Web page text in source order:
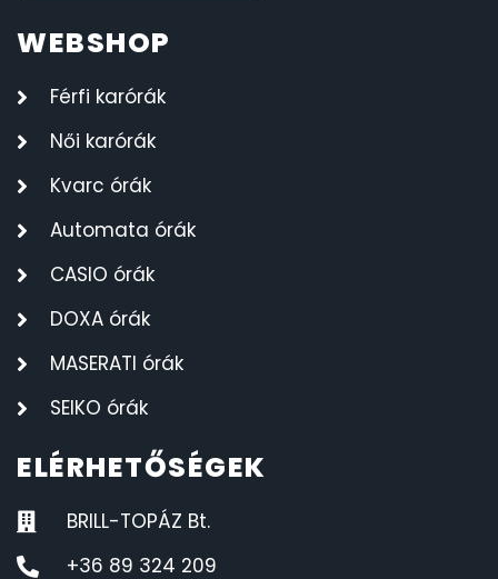
WEBSHOP
Férfi karórák
Női karórák
Kvarc órák
Automata órák
CASIO órák
DOXA órák
MASERATI órák
SEIKO órák
ELÉRHETŐSÉGEK
BRILL-TOPÁZ Bt.
+36 89 324 209